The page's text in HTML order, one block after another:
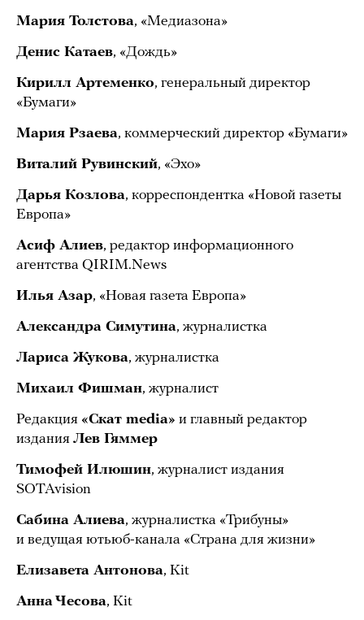
Мария Толстова, «Медиазона»
Денис Катаев, «Дождь»
Кирилл Артеменко, генеральный директор
«Бумаги»
Мария Рзаева, коммерческий директор «Бумаги»
Виталий Рувинский, «Эхо»
Дарья Козлова, корреспондентка «Новой газеты
Европа»
Асиф Алиев, редактор информационного
агентства QIRIM.News
Илья Азар, «Новая газета Европа»
Александра Симутина, журналистка
Лариса Жукова, журналистка
Михаил Фишман, журналист
Редакция «Скат media» и главный редактор
издания Лев Гяммер
Тимофей Илюшин, журналист издания
SOTAvision
Сабина Алиева, журналистка «Трибуны»
и ведущая ютьюб-канала «Страна для жизни»
Елизавета Антонова, Kit
Анна Чесова, Kit